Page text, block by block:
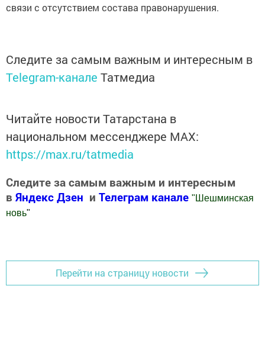
связи с отсутствием состава правонарушения.
Следите за самым важным и интересным в
Telegram-канале Татмедиа
Читайте новости Татарстана в
национальном мессенджере MАХ:
https://max.ru/tatmedia
Следите за самым важным и интересным
в Яндекс Дзен и Телеграм канале " Шешминская
новь"
Перейти на страницу новости